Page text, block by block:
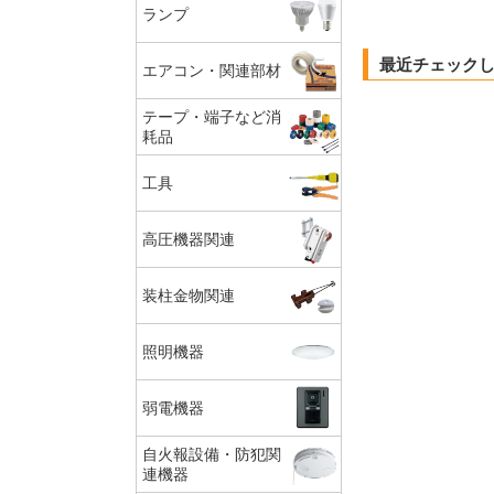
最近チェック
ランプ
エアコン・関連部材
テープ・端子など消
耗品
工具
高圧機器関連
装柱金物関連
照明機器
弱電機器
自火報設備・防犯関
連機器